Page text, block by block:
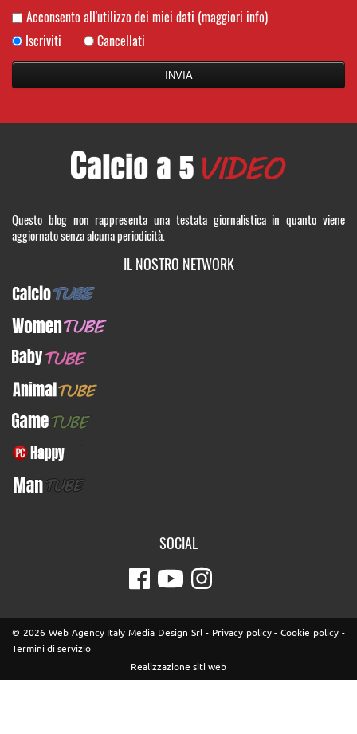
Acconsento all'utilizzo dei miei dati (maggiori info)
Iscriviti
Cancellati
Questo blog non rappresenta una testata giornalistica in quanto viene
aggiornato senza alcuna periodicità.
IL NOSTRO NETWORK
SOCIAL
© 2026 Web Agency Italy Media Design Srl - Privacy policy-Cookie policy -
Termini di servizio
Realizzazione siti web